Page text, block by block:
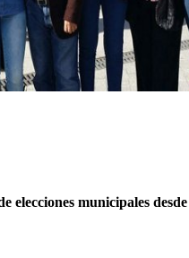
elecciones municipales